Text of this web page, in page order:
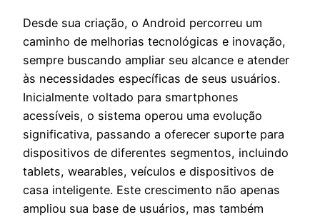
Desde sua criação, o Android percorreu um
caminho de melhorias tecnológicas e inovação,
sempre buscando ampliar seu alcance e atender
às necessidades específicas de seus usuários.
Inicialmente voltado para smartphones
acessíveis, o sistema operou uma evolução
significativa, passando a oferecer suporte para
dispositivos de diferentes segmentos, incluindo
tablets, wearables, veículos e dispositivos de
casa inteligente. Este crescimento não apenas
ampliou sua base de usuários, mas também